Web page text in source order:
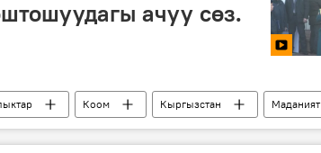
ачуу сөз.
Коом Кыргызстан
Маданият
Шамшиев коштошуу Бишкек